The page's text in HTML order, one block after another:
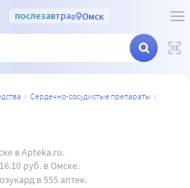
послезавтрав Омск
сердечно-сосудистые препараты
в Apteka.ru.
руб. в Омске.
в 555 аптек.